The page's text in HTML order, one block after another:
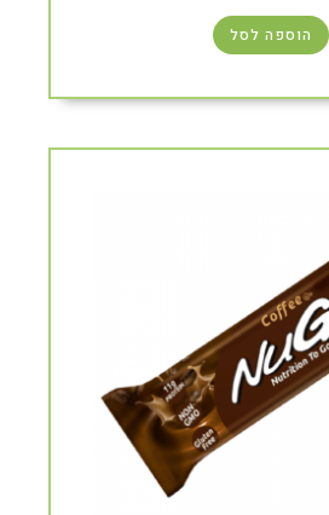
הוספה לסל